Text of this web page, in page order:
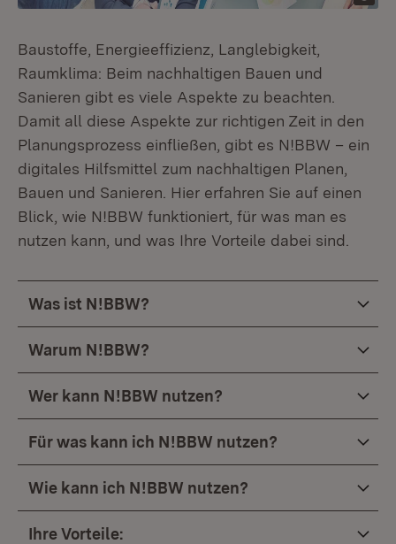
Baustoffe, Energieeffizienz, Langlebigkeit,
Raumklima: Beim nachhaltigen Bauen und
Sanieren gibt es viele Aspekte zu beachten.
Damit all diese Aspekte zur richtigen Zeit in den
Planungsprozess einfließen, gibt es N!BBW – ein
digitales Hilfsmittel zum nachhaltigen Planen,
Bauen und Sanieren. Hier erfahren Sie auf einen
Blick, wie N!BBW funktioniert, für was man es
nutzen kann, und was Ihre Vorteile dabei sind.
Was ist N!BBW?
Warum N!BBW?
Wer kann N!BBW nutzen?
Für was kann ich N!BBW nutzen?
Wie kann ich N!BBW nutzen?
Ihre Vorteile: